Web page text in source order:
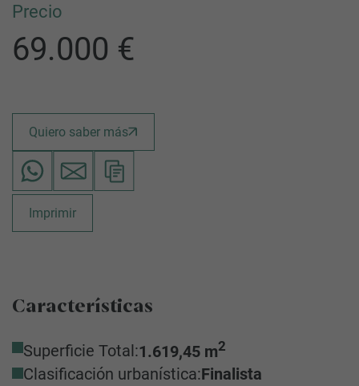
Precio
69.000 €
Quiero saber más
Imprimir
Características
Superficie Total:1.619,45 m2
Clasificación urbanística:Finalista